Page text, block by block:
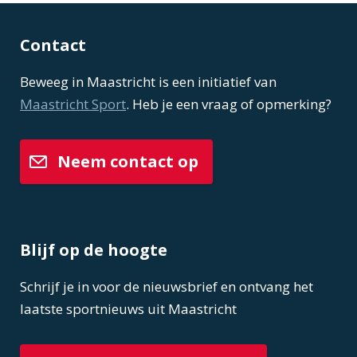
Contact
Beweeg in Maastricht is een initiatief van
Maastricht Sport. Heb je een vraag of opmerking?
Neem contact op
Blijf op de hoogte
Schrijf je in voor de nieuwsbrief en ontvang het
laatste sportnieuws uit Maastricht